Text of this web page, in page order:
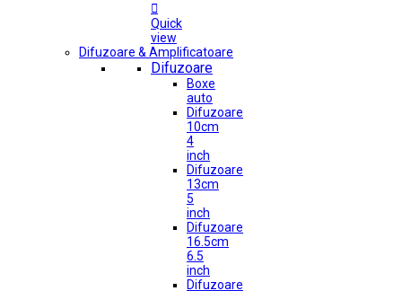

Quick
view
Difuzoare & Amplificatoare
Difuzoare
Boxe
auto
Difuzoare
10cm
4
inch
Difuzoare
13cm
5
inch
Difuzoare
16.5cm
6.5
inch
Difuzoare